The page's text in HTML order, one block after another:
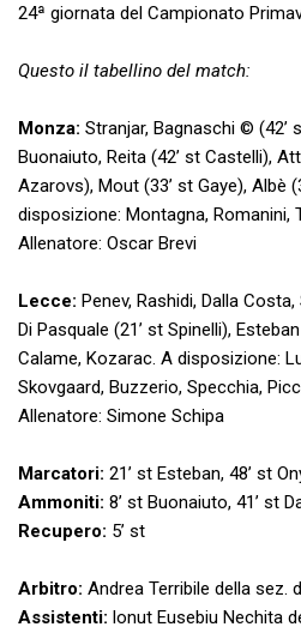
24ª giornata del Campionato
Questo il tabellino del match:
Monza: Stranjar, Bagnaschi © (42’
Buonaiuto, Reita (42’ st Castelli),
Azarovs), Mout (33’ st Gaye), Albè
disposizione: Montagna, Romanini,
Allenatore: Oscar Brevi
Lecce: Penev, Rashidi, Dalla
Di Pasquale (21’ st Spinelli),
Calame, Kozarac. A disposizione:
Skovgaard, Buzzerio, Specchia,
Allenatore: Simone Schipa
Marcatori: 21’ st Esteban, 48’ st
Ammoniti: 8’ st Buonaiuto, 41’ st
Recupero: 5’ st
Arbitro: Andrea Terribile della sez.
Assistenti: lonut Eusebiu Nechita